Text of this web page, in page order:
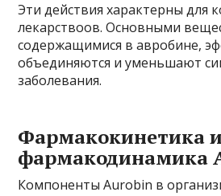
Эти действия характерны для
лекарствоов. Основными
содержащимися в авробине,
объединяются и уменьшают
заболевания.
Фармакокинетика и
фармакодинамика
Компоненты Aurobin в